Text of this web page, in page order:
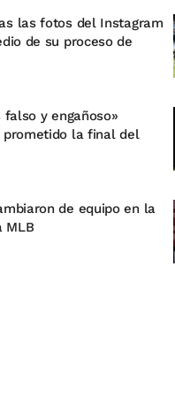
las fotos del Instagram
de su proceso de
falso y engañoso»
la final del
de equipo en la
MLB